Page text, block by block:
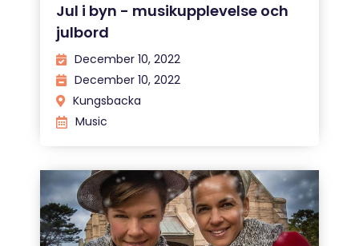
Jul i byn - musikupplevelse och
julbord
December 10, 2022
December 10, 2022
Kungsbacka
Music